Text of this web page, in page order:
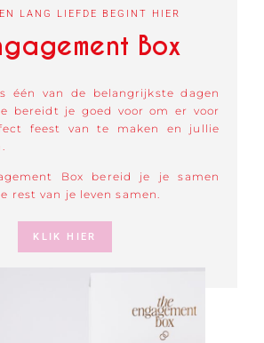
LANG LIEFDE BEGINT HIER
Box
één van de belangrijkste dagen
bereidt je goed voor om er voor
feest van te maken en jullie
Box bereid je je samen
rest van je leven samen.
KLIK HIER